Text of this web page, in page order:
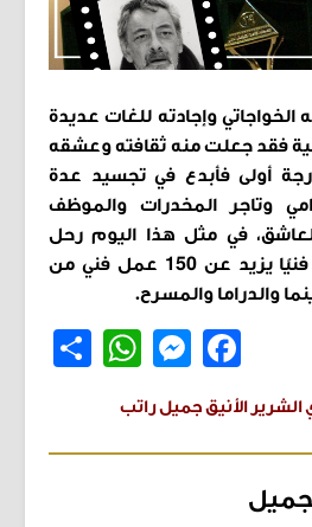
وإجادته للغات عديدة
فقد جعلت منه ثقافته وعشقه
أولى فأبدع في تجسيد عدة
وتاجر المخدرات والموظف
في مثل هذا اليوم رحل
جميل راتب تاركً إرثًا فنيًا يزيد عن 150 عمل فني من
والدراما والمسرح.
Facebook
Messenger
WhatsApp
الشرير الأنيق جميل راتب